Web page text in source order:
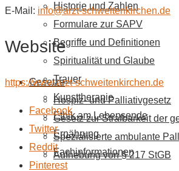
Historie und Zahlen
Formulare zur SAPV
Begriffe und Definitionen
Spiritualität und Glaube
Trauer
Kunsttherapie
Ethik am Lebensende
Ernährung
Fachinformationen
Gesetze
Hospiz- und Palliativgesetz
Gesetz zur Strafbarkeit der
Spezialisierte ambulante
Aufhebung von § 217 StGB
E-Mail: info@arzt-schweitenkirchen.de
Website
https://www.arzt-schweitenkirchen.de
Facebook
Twitter
Reddit
Pinterest